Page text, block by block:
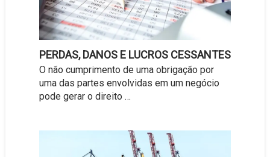
PERDAS, DANOS E LUCROS CESSANTES
O não cumprimento de uma obrigação por
uma das partes envolvidas em um negócio
pode gerar o direito …